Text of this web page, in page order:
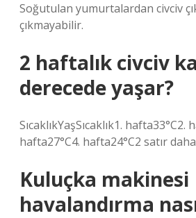
Soğutulan yumurtalardan civciv
çıkmayabilir.
2 haftalık civciv
derecede yaşar?
SıcaklıkYaşSıcaklık1. hafta33°C2.
hafta27°C4. hafta24°C2 satır daha
Kuluçka makinesi
havalandırma